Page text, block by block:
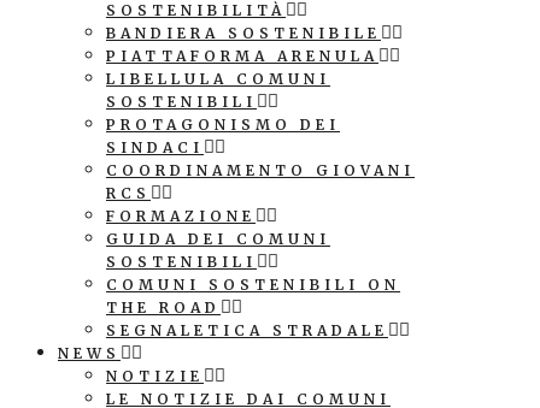
SOSTENIBILITÀ
BANDIERA SOSTENIBILE
PIATTAFORMA ARENULA
LIBELLULA COMUNI
SOSTENIBILI
PROTAGONISMO DEI
SINDACI
COORDINAMENTO GIOVANI
RCS
FORMAZIONE
GUIDA DEI COMUNI
SOSTENIBILI
COMUNI SOSTENIBILI ON
THE ROAD
SEGNALETICA STRADALE
NEWS
NOTIZIE
LE NOTIZIE DAI COMUNI